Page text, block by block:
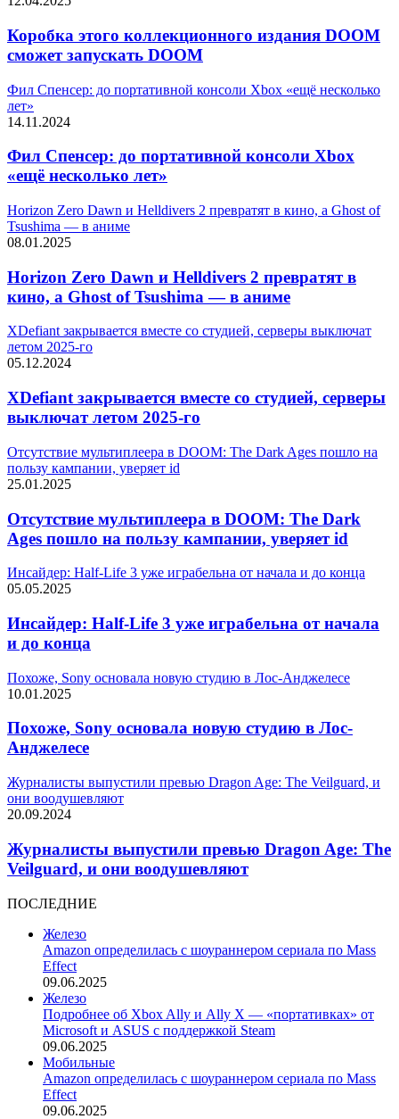
Коробка этого коллекционного издания DOOM
сможет запускать DOOM
Фил Спенсер: до портативной консоли Xbox «ещё несколько
лет»
14.11.2024
Фил Спенсер: до портативной консоли Xbox
«ещё несколько лет»
Horizon Zero Dawn и Helldivers 2 превратят в кино, а Ghost of
Tsushima — в аниме
08.01.2025
Horizon Zero Dawn и Helldivers 2 превратят в
кино, а Ghost of Tsushima — в аниме
XDefiant закрывается вместе со студией, серверы выключат
летом 2025-го
05.12.2024
XDefiant закрывается вместе со студией, серверы
выключат летом 2025-го
Отсутствие мультиплеера в DOOM: The Dark Ages пошло на
пользу кампании, уверяет id
25.01.2025
Отсутствие мультиплеера в DOOM: The Dark
Ages пошло на пользу кампании, уверяет id
Инсайдер: Half-Life 3 уже играбельна от начала и до конца
05.05.2025
Инсайдер: Half-Life 3 уже играбельна от начала
и до конца
Похоже, Sony основала новую студию в Лос-Анджелесе
10.01.2025
Похоже, Sony основала новую студию в Лос-
Анджелесе
Журналисты выпустили превью Dragon Age: The Veilguard, и
они воодушевляют
20.09.2024
Журналисты выпустили превью Dragon Age: The
Veilguard, и они воодушевляют
ПОСЛЕДНИЕ
Железо
Amazon определилась с шоураннером сериала по Mass
Effect
09.06.2025
Железо
Подробнее об Xbox Ally и Ally X — «портативках» от
Microsoft и ASUS с поддержкой Steam
09.06.2025
Мобильные
Amazon определилась с шоураннером сериала по Mass
Effect
09.06.2025